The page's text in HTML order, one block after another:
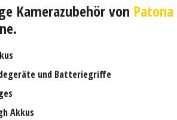
Kamerazubehör von Patona
und Batteriegriffe
Akkus